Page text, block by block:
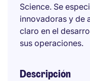
Science. Se
innovadoras y de
claro en el
sus operaciones.
Descripción